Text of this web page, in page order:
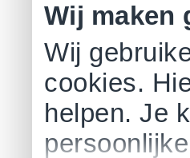
Wij maken
Wij
cookies.
helpen. Je